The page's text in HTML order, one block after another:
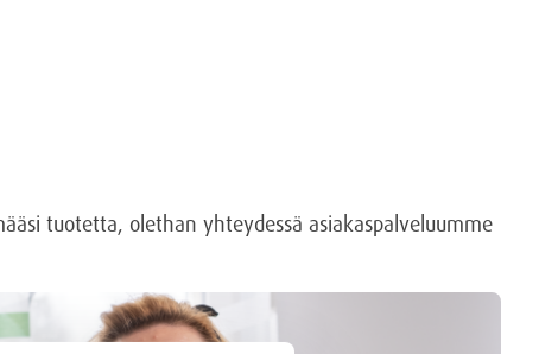
tuotetta, olethan yhteydessä asiakaspalveluumme